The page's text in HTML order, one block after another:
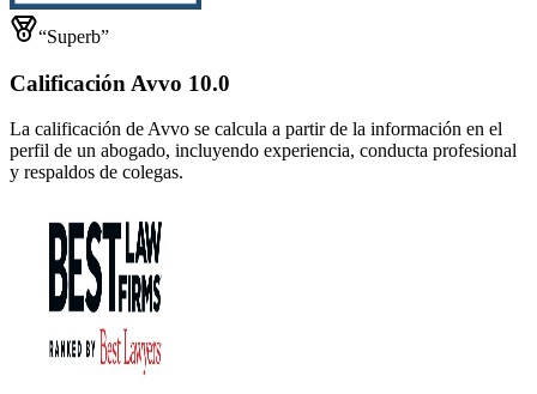
“Superb”
Calificación Avvo 10.0
La calificación de Avvo se calcula a partir de la información en el
perfil de un abogado, incluyendo experiencia, conducta profesional
y respaldos de colegas.